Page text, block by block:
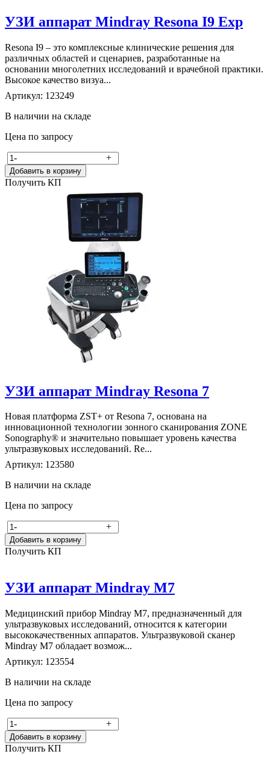
УЗИ аппарат Mindray Resona I9 Exp
Resona I9 – это комплексные клинические решения для
различных областей и сценариев, разработанные на
основании многолетних исследований и врачебной практики.
Высокое качество визуа...
Артикул: 123249
В наличии на складе
Цена по запросу
- +
Добавить в корзину
Получить КП
УЗИ аппарат Mindray Resona 7
Новая платформа ZST+ от Resona 7, основана на
инновационной технологии зонного сканирования ZONE
Sonography® и значительно повышает уровень качества
ультразвуковых исследований. Re...
Артикул: 123580
В наличии на складе
Цена по запросу
- +
Добавить в корзину
Получить КП
УЗИ аппарат Mindray M7
Медицинский прибор Mindray M7, предназначенный для
ультразвуковых исследований, относится к категории
высококачественных аппаратов. Ультразвуковой сканер
Mindray M7 обладает возмож...
Артикул: 123554
В наличии на складе
Цена по запросу
- +
Добавить в корзину
Получить КП